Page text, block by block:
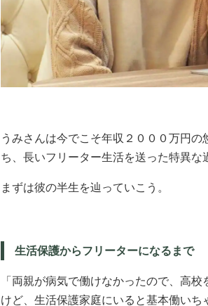
うみさんは今でこそ年収２０００万円
ち、長いフリーター生活を送った特異な
まずは彼の半生を辿っていこう。
生活保護からフリーターになるまで
「両親が病気で働けなかったので、高
けど、生活保護家庭にいると基本働い